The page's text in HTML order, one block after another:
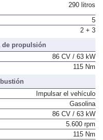
290 litros
5
2 + 3
de propulsión
86 CV / 63 kW
115 Nm
Impulsar el vehículo
Gasolina
86 CV / 63 kW
5.600 rpm
115 Nm